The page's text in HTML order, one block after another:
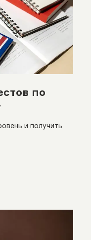
по
и получить